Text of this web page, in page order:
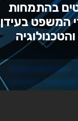
בהתמחות
המשפט בעידן